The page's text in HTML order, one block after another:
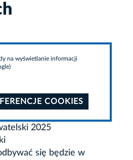
na wyświetlanie informacji
COOKIES
2025
się będzie w